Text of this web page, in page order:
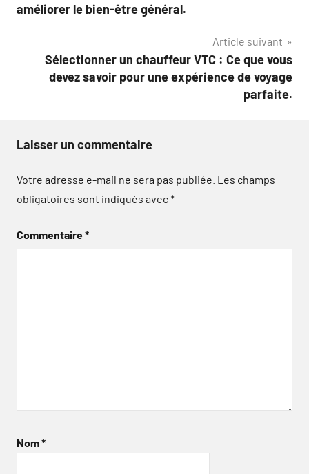
améliorer le bien-être général.
Article suivant
Sélectionner un chauffeur VTC : Ce que vous
devez savoir pour une expérience de voyage
parfaite.
Laisser un commentaire
Votre adresse e-mail ne sera pas publiée. Les champs
obligatoires sont indiqués avec*
Commentaire*
Nom*